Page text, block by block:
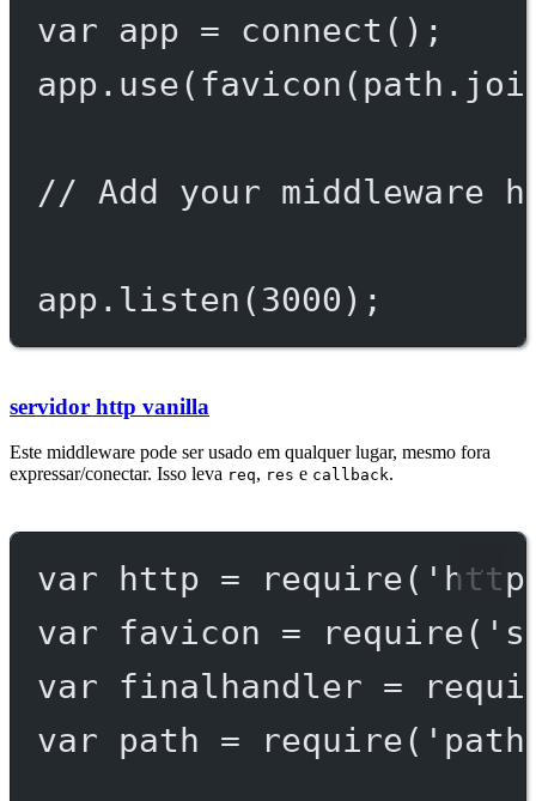
var app = connect ();
app. use( favicon (path.
// Add your middleware
app. listen (3000 );
servidor http vanilla
Este middleware pode ser usado em qualquer lugar, mesmo fora
expressar/conectar. Isso leva req, res e callback.
var http = require(
var favicon = require(
var finalhandler =
var path = require(